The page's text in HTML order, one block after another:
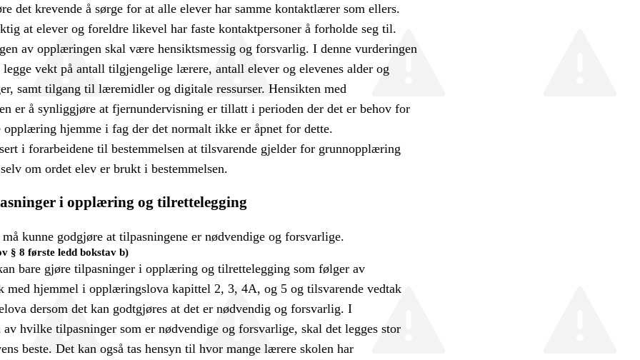
det krevende å sørge for at alle elever har samme kontaktlærer som ellers.
at elever og foreldre likevel har faste kontaktpersoner å forholde seg til.
av opplæringen skal være hensiktsmessig og forsvarlig. I denne vurderingen
legge vekt på antall tilgjengelige lærere, antall elever og elevenes alder og
samt tilgang til læremidler og digitale ressurser. Hensikten med
er å synliggjøre at fjernundervisning er tillatt i perioden der det er behov for
opplæring hjemme i fag der det normalt ikke er åpnet for dette.
i forarbeidene til bestemmelsen at tilsvarende gjelder for grunnopplæring
om ordet elev er brukt i bestemmelsen.
i opplæring og tilrettelegging
må kunne godgjøre at tilpasningene er nødvendige og forsvarlige.
§ 8 første ledd bokstav b)
bare gjøre tilpasninger i opplæring og tilrettelegging som følger av
med hjemmel i opplæringslova kapittel 2, 3, 4A, og 5 og tilsvarende vedtak
dersom det kan godtgjøres at det er nødvendig og forsvarlig. I
av hvilke tilpasninger som er nødvendige og forsvarlige, skal det legges stor
beste. Det kan også tas hensyn til hvor mange lærere skolen har